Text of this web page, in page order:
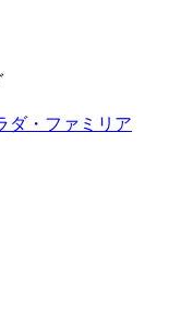
ダ・ファミリア